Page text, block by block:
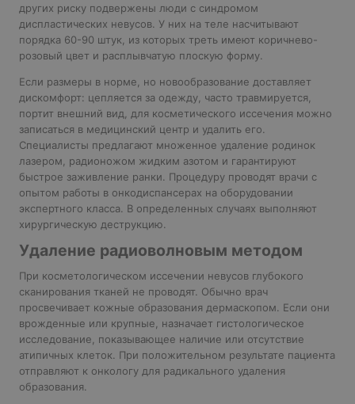
других риску подвержены люди с синдромом
диспластических невусов. У них на теле насчитывают
порядка 60-90 штук, из которых треть имеют коричнево-
розовый цвет и расплывчатую плоскую форму.
Если размеры в норме, но новообразование доставляет
дискомфорт: цепляется за одежду, часто травмируется,
портит внешний вид, для косметического иссечения можно
записаться в медицинский центр и удалить его.
Специалисты предлагают множенное удаление родинок
лазером, радионожом жидким азотом и гарантируют
быстрое заживление ранки. Процедуру проводят врачи с
опытом работы в онкодиспансерах на оборудовании
экспертного класса. В определенных случаях выполняют
хирургическую деструкцию.
Удаление радиоволновым методом
При косметологическом иссечении невусов глубокого
сканирования тканей не проводят. Обычно врач
просвечивает кожные образования дермаскопом. Если они
врожденные или крупные, назначает гистологическое
исследование, показывающее наличие или отсутствие
атипичных клеток. При положительном результате пациента
отправляют к онкологу для радикального удаления
образования.